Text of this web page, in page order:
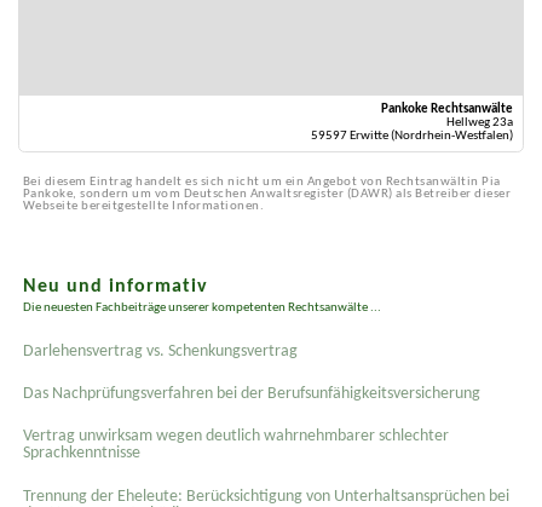
Pankoke Rechtsanwälte
Hellweg 23a
59597 Erwitte (Nordrhein-Westfalen)
Bei diesem Eintrag handelt es sich nicht um ein Angebot von Rechtsanwältin Pia
Pankoke, sondern um vom Deutschen Anwaltsregister (DAWR) als Betreiber dieser
Webseite bereitgestellte Informationen.
Neu und informativ
Die neuesten Fachbeiträge unserer kompetenten Rechtsanwälte ...
Darlehensvertrag vs. Schenkungsvertrag
Das Nachprüfungsverfahren bei der Berufsunfähigkeitsversicherung
Vertrag unwirksam wegen deutlich wahrnehmbarer schlechter
Sprachkenntnisse
Trennung der Eheleute: Berücksichtigung von Unterhaltsansprüchen bei